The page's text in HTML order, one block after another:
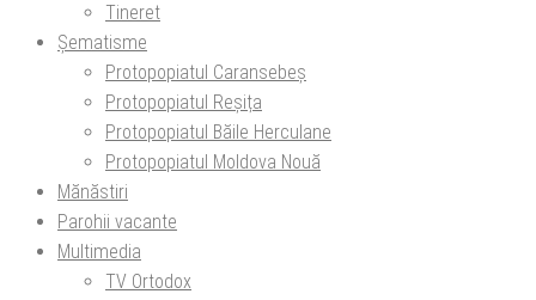
Tineret
Șematisme
Protopopiatul Caransebeș
Protopopiatul Reșița
Protopopiatul Băile Herculane
Protopopiatul Moldova Nouă
Mănăstiri
Parohii vacante
Multimedia
TV Ortodox